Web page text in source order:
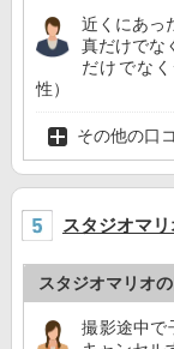
近くにあっ
真だけでな
だけでな
性）
その他の口
スタジオマリ
スタジオマリオ
撮影途中で